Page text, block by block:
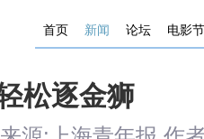
首页 新闻 论坛 电影节
松逐金狮